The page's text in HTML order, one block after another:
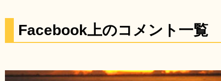
Facebook上のコメント一覧